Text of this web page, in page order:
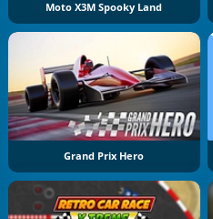
Moto X3M Spooky Land
Grand Prix Hero